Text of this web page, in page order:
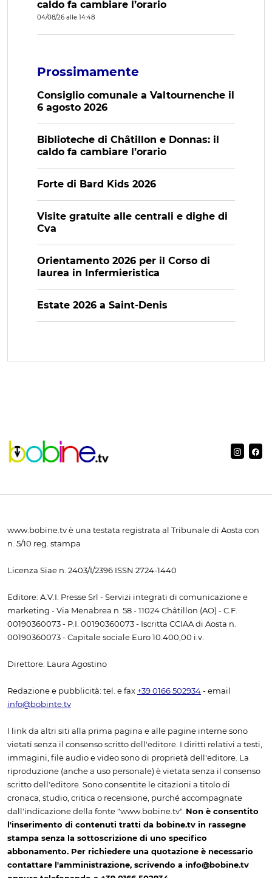
caldo fa cambiare l’orario
04/08/26 alle 14:48
Prossimamente
Consiglio comunale a Valtournenche il
6 agosto 2026
Biblioteche di Châtillon e Donnas: il
caldo fa cambiare l’orario
Forte di Bard Kids 2026
Visite gratuite alle centrali e dighe di
Cva
Orientamento 2026 per il Corso di
laurea in Infermieristica
Estate 2026 a Saint-Denis
www.bobine.tv è una testata registrata al Tribunale di Aosta con
n. 5/10 reg. stampa
Licenza Siae n. 2403/I/2396 ISSN 2724-1440
Editore: A.V.I. Presse Srl - Servizi integrati di comunicazione e
marketing - Via Menabrea n. 58 - 11024 Châtillon (AO) - C.F.
00190360073 - P.I. 00190360073 - Iscritta CCIAA di Aosta n.
00190360073 - Capitale sociale Euro 10.400,00 i.v.
Direttore: Laura Agostino
Redazione e pubblicità: tel. e fax +39 0166 502934 - email
info@bobinte.tv
I link da altri siti alla prima pagina e alle pagine interne sono
vietati senza il consenso scritto dell'editore. I diritti relativi a testi,
immagini, file audio e video sono di proprietà dell'editore. La
riproduzione (anche a uso personale) è vietata senza il consenso
scritto dell'editore. Sono consentite le citazioni a titolo di
cronaca, studio, critica o recensione, purché accompagnate
dall'indicazione della fonte "www.bobine.tv". Non è consentito
l'inserimento di contenuti tratti da bobine.tv in rassegne
stampa senza la sottoscrizione di uno specifico
abbonamento. Per richiedere una quotazione è necessario
contattare l'amministrazione, scrivendo a info@bobine.tv